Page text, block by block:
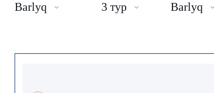
Barlyq
3 тур
Barlyq